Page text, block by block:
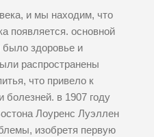
и мы находим, что
появляется. основной
было здоровье и
распространены
что привело к
болезней. в 1907 году
Лоуренс Луэллен
изобретя первую